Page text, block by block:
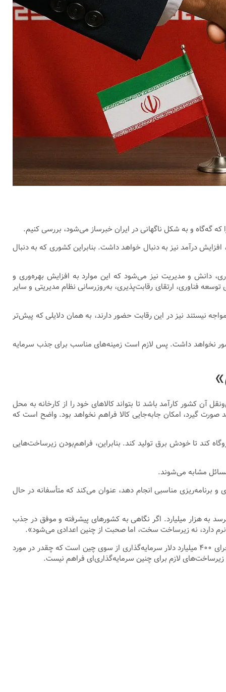
گه‌گاه و به شکل ناگهانی در ایران خبرساز می‌شود، بررسی کنیم.
درآمد نیز به دنبال خواهد داشت. بنابراین کشوری که به دنبال
دانش و مدیریت نیز می‌شود که این موارد به افزایش بهره‌وری و
فناوری، ارتقای رقابت‌پذیری، به‌روزرسانی نظام مدیریتی و سایر
نیستند نیز در این رقابت حضور دارند، به همان دلایلی که پیش‌تر
نخواهد داشت. پس لازم است زمینه‌های مناسب برای جذب سرمایه
آن کشور کارآمد باشد تا بتواند کالاهای خود را از کارخانه به محل
گیرد، امکان جابه‌جایی کالا فراهم نخواهد بود. واضح است که
کند تا خودش برق تولید کند. بنابراین، فراهم‌بودن زیرساخت‌هایی
مشابه می‌شوند.
مناسبی انجام دهد، عنوان می‌کند که متأسفانه در حال
به هزار میلیارد. اگر نگاهی به کشورهای پیشرفته و موفق در جذب
نرم دارد، نه زیرساخت سخت، اما صحبت از چنین اعدادی می‌شود».
مستوفی تأکید می‌کند: «صحبت از هزار میلیارد دلار سرمایه‌گذاری از سوی آمریکا، چیزی جز رؤیا و خیال‌پردازی نیست» و این دقیقا مشابه همان ماجرای ۴۰۰ میلیارد دلار سرمایه‌گذاری از سوی چین است که چقدر در مورد